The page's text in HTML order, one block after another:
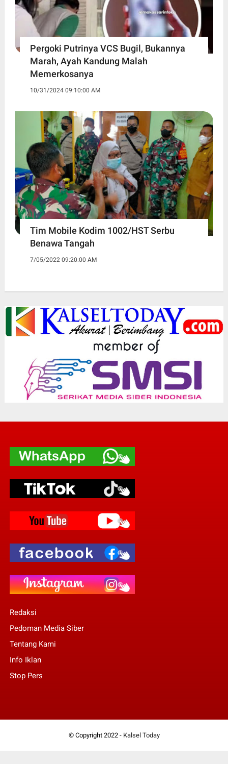
Pergoki Putrinya VCS Bugil, Bukannya
Marah, Ayah Kandung Malah
Memerkosanya
10/31/2024 09:10:00 AM
Tim Mobile Kodim 1002/HST Serbu
Benawa Tangah
7/05/2022 09:20:00 AM
Redaksi
Pedoman Media Siber
Tentang Kami
Info Iklan
Stop Pers
© Copyright 2022 - Kalsel Today